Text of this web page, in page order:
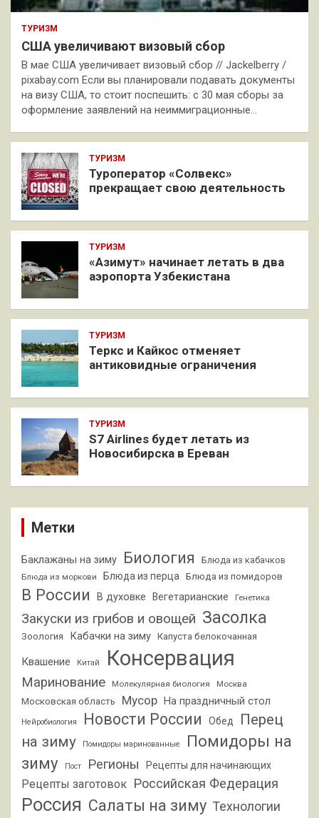
ТУРИЗМ
США увеличивают визовый сбор
В мае США увеличивает визовый сбор // Jackelberry /
pixabay.com Если вы планировали подавать документы
на визу США, то стоит поспешить: с 30 мая сборы за
оформление заявлений на неиммиграционные…
ТУРИЗМ
Туроператор «Солвекс»
прекращает свою деятельность
ТУРИЗМ
«Азимут» начинает летать в два
аэропорта Узбекистана
ТУРИЗМ
Теркс и Кайкос отменяет
антиковидные ограничения
ТУРИЗМ
S7 Airlines будет летать из
Новосибирска в Ереван
Метки
Баклажаны на зиму Биология Блюда из кабачков
Блюда из моркови Блюда из перца Блюда из помидоров
В России В духовке Вегетарианские Генетика
Закуски из грибов и овощей Засолка
Зоология Кабачки на зиму Капуста белокочанная
Квашение Китай Консервация
Маринование Молекулярная биология Москва
Московская область Мусор На праздничный стол
Нейробиология Новости России Обед
Перец
на зиму
Помидоры маринованные
Помидоры на
зиму
Пост Регионы Рецепты для начинающих
Рецепты заготовок Российская Федерация
Россия Салаты на зиму Технологии